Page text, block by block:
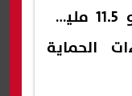
آلاف جنيه يستفيد منه نحو 11.5 مليون
الحماية